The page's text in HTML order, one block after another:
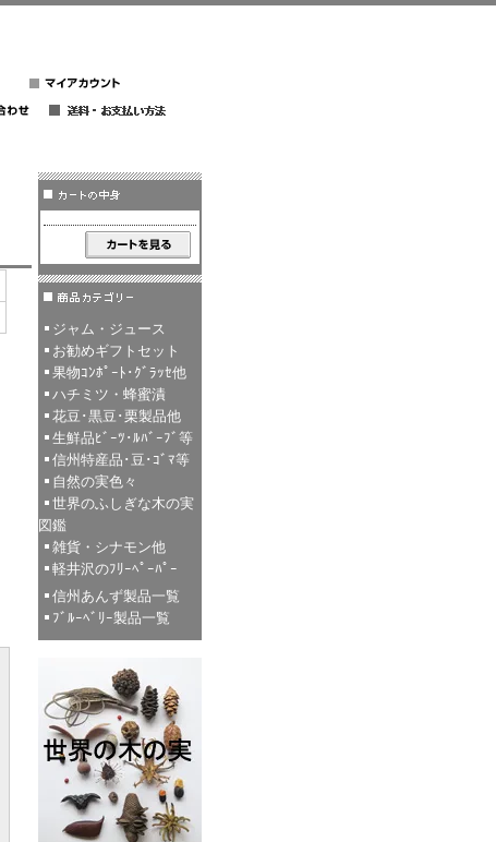
ジャム・ジュース
お勧めギフトセット
果物ｺﾝﾎﾟｰﾄ･ｸﾞﾗｯｾ他
ハチミツ・蜂蜜漬
花豆･黒豆･栗製品他
生鮮品ﾋﾞｰﾂ･ﾙﾊﾞｰﾌﾞ等
信州特産品･豆･ｺﾞﾏ等
自然の実色々
世界のふしぎな木の実
図鑑
雑貨・シナモン他
軽井沢のﾌﾘｰﾍﾟｰﾊﾟｰ
信州あんず製品一覧
ﾌﾞﾙｰﾍﾞﾘｰ製品一覧